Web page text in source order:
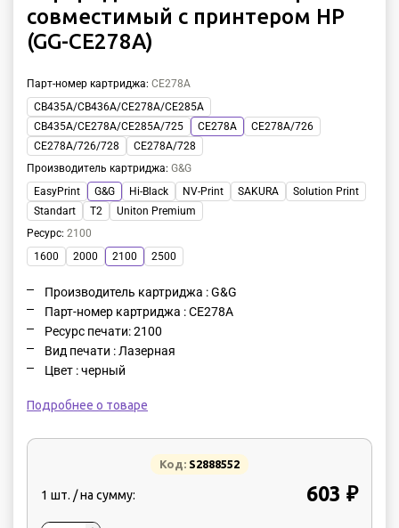
совместимый с принтером HP
(GG-CE278A)
Парт-номер картриджа: CE278A
CB435A/CB436A/CE278A/CE285A
CB435A/CE278A/CE285A/725
CE278A
CE278A/726
CE278A/726/728
CE278A/728
Производитель картриджа: G&G
EasyPrint
G&G Hi-Black NV-Print SAKURA
Solution Print
Standart
T2
Uniton Premium
Ресурс: 2100
1600
2000 2100 2500
Производитель картриджа : G&G
Парт-номер картриджа : CE278A
Ресурс печати: 2100
Вид печати : Лазерная
Цвет : черный
Подробнее о товаре
Код: S2888552
1 шт. / на сумму: 603 ₽